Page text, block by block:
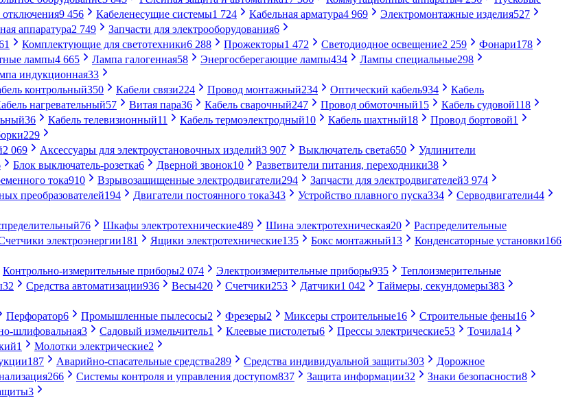
отключения9 456 Кабеленесущие системы1 724 Кабельная арматура4 969 Электромонтажные изделия527
аппаратура2 749 Запчасти для электрооборудования6
Комплектующие для светотехники6 288 Прожекторы1 472 Светодиодное освещение2 259 Фонари178
лампы4 665 Лампа галогенная58 Энергосберегающие лампы434 Лампы специальные298
индукционная33
контрольный350 Кабели связи224 Провод монтажный234 Оптический кабель934
Кабель
нагревательный57 Витая пара36 Кабель сварочный247 Провод обмоточный15 Кабель судовой118
36 Кабель телевизионный11 Кабель термоэлектродный10 Кабель шахтный18 Провод бортовой1
229
2 069 Аксессуары для электроустановочных изделий3 907 Выключатель света650
Удлинители
Блок выключатель-розетка6 Дверной звонок10 Разветвители питания, переходники38
тока910 Взрывозащищенные электродвигатели294 Запчасти для электродвигателей3 974
преобразователей194 Двигатели постоянного тока343 Устройство плавного пуска334 Серводвигатели44
76 Шкафы электротехнические489 Шина электротехническая20
Распределительные
электроэнергии181 Ящики электротехнические135 Бокс монтажный13 Конденсаторные установки166
Контрольно-измерительные приборы2 074 Электроизмерительные приборы935
Теплоизмерительные
32 Средства автоматизации936 Весы420 Счетчики253 Датчики1 042 Таймеры, секундомеры383
Перфоратор6 Промышленные пылесосы2 Фрезеры2 Миксеры строительные16 Строительные фены16
шлифовальная3 Садовый измельчитель1 Клеевые пистолеты6 Прессы электрические53 Точила14
1 Молотки электрические2
187 Аварийно-спасательные средства289 Средства индивидуальной защиты303
Дорожное
266 Системы контроля и управления доступом837 Защита информации32 Знаки безопасности8
3